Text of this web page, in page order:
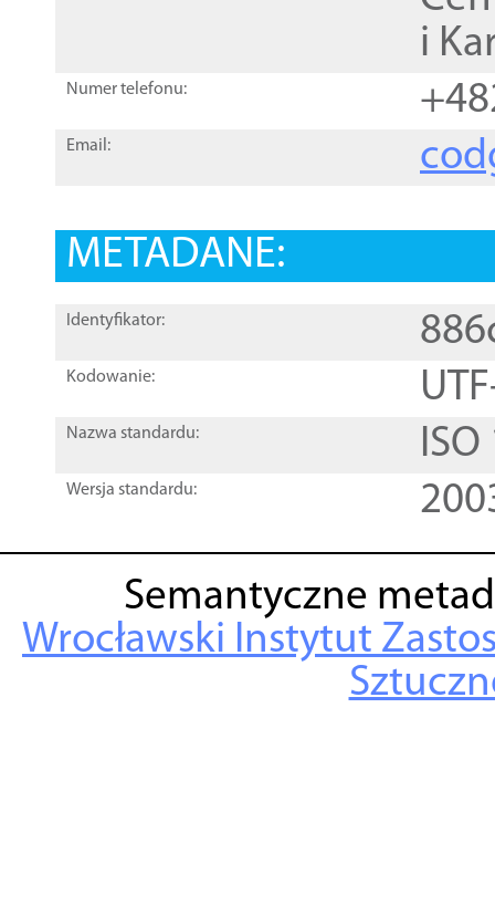
i
Numer telefonu:
Email:
METADANE:
Identyfikator:
Kodowanie:
Nazwa standardu:
Wersja standardu:
Semantyczne
Wrocławski Instytut